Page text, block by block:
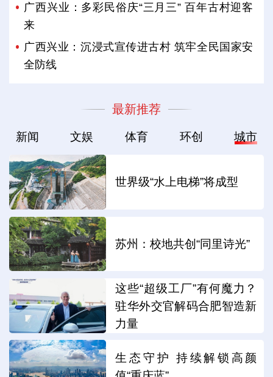
广西兴业：多彩民俗庆“三月三” 百年古村迎客
来
广西兴业：沉浸式宣传进古村 筑牢全民国家安
全防线
最新推荐
新闻 文娱 体育 环创 城市
世界级“水上电梯”将成型
苏州：校地共创“同里诗光”
这些“超级工厂”有何魔力？
驻华外交官解码合肥智造新
力量
生态守护 持续解锁高颜